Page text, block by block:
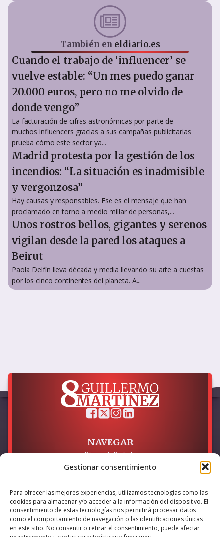
Gestionar consentimiento
Para ofrecer las mejores experiencias, utilizamos tecnologías como las
cookies para almacenar y/o acceder a la información del dispositivo. El
consentimiento de estas tecnologías nos permitirá procesar datos
como el comportamiento de navegación o las identificaciones únicas
en este sitio. No consentir o retirar el consentimiento, puede afectar
También en eldiario.es
Cuando el trabajo de ‘influencer’ se
vuelve estable: “Un mes puedo ganar
20.000 euros, pero no me olvido de
donde vengo”
La facturación de cifras astronómicas por parte de
muchos influencers gracias a sus campañas publicitarias
prueba cómo este sector ya...
Madrid protesta por la gestión de los
incendios: “La situación es inadmisible
y vergonzosa”
Hay causas y responsables. Ese es el mensaje que han
proclamado en torno a medio millar de personas,...
Unos rostros bellos, gigantes y serenos
vigilan desde la pared los ataques a
Beirut
Paola Delfín lleva década y media llevando su arte a cuestas
por los cinco continentes del planeta. A...
NAVEGAR
Página de Portada
LEGAL
Política de Privacidad
Política de Cookies
Accesibilidad
Esta empresa ha sido beneficiaria del bono Kit Digital y lo ha